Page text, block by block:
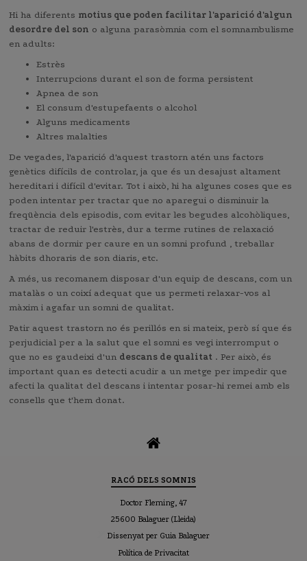
Hi ha diferents motius que poden facilitar l'aparició d'algun
desordre del son o alguna parasòmnia com el somnambulisme
en adults:
Estrès
Interrupcions durant el son de forma persistent
Apnea de son
El consum d'estupefaents o alcohol
Alguns medicaments
Altres malalties
De vegades, l'aparició d'aquest trastorn atén uns factors
genètics difícils de controlar, ja que és un desajust altament
hereditari i difícil d'evitar. Tot i això, hi ha algunes coses que es
poden intentar per tractar que no aparegui o disminuir la
freqüència dels episodis, com evitar les begudes alcohòliques,
tractar de reduir l'estrès, dur a terme rutines de relaxació
abans de dormir per caure en un somni profund , treballar
hàbits dhoraris de son diaris, etc.
A més, us recomanem disposar d'un equip de descans, com un
matalàs o un coixí adequat que us permeti relaxar-vos al
màxim i agafar un somni de qualitat.
Patir aquest trastorn no és perillós en si mateix, però sí que és
perjudicial per a la salut que el somni es vegi interromput o
que no es gaudeixi d'un descans de qualitat . Per això, és
important quan es detecti acudir a un metge per impedir que
afecti la qualitat del descans i intentar posar-hi remei amb els
consells que t'hem donat.
RACÓ DELS SOMNIS
Doctor Fleming, 47
25600 Balaguer (Lleida)
Dissenyat per Guia Balaguer
Política de Privacitat